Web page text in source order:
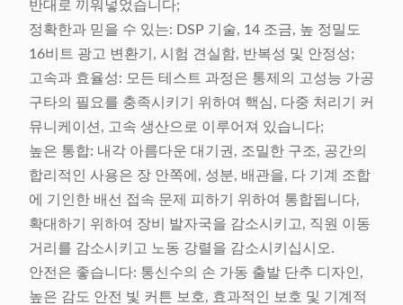
반대로 끼워넣었습니다;
정확한과 믿을 수 있는: DSP 기술, 14 조금, 높 정밀도
16비트 광고 변환기, 시험 견실함, 반복성 및 안정성;
고속과 효율성: 모든 테스트 과정은 통제의 고성능 가공
구타의 필요를 충족시키기 위하여 핵심, 다중 처리기 커
뮤니케이션, 고속 생산으로 이루어져 있습니다;
높은 통합: 내각 아름다운 대기권, 조밀한 구조, 공간의
합리적인 사용은 장 안쪽에, 성분, 배관을, 다 기계 조합
에 기인한 배선 접속 문제 피하기 위하여 통합됩니다,
확대하기 위하여 장비 발자국을 감소시키고, 직원 이동
거리를 감소시키고 노동 강렬을 감소시키십시오.
안전은 좋습니다: 통신수의 손 가동 출발 단추 디자인,
높은 감도 안전 빛 커튼 보호, 효과적인 보호 및 기계적